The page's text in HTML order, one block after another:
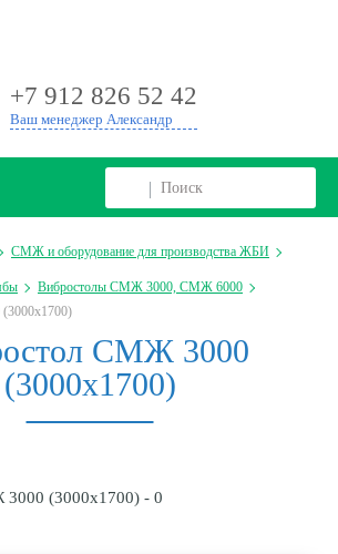
+7 912 826 52 42
Ваш менеджер Александр
СМЖ и оборудование для производства ЖБИ
Вибростолы СМЖ 3000, СМЖ 6000
СМЖ 3000
(3000х1700)